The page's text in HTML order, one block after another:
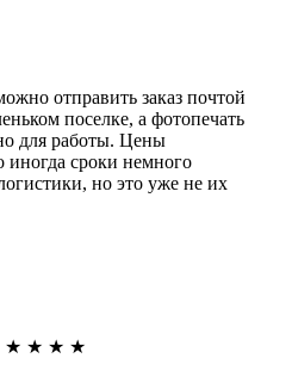
отправить заказ почтой
поселке, а фотопечать
для работы. Цены
иногда сроки немного
но это уже не их
★ ★ ★ ★